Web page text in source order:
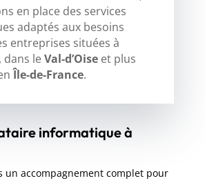
en place des services
adaptés aux besoins
entreprises situées à
dans leVal-d’Oiseet plus
Île-de-France.
informatique à
un accompagnement complet pour